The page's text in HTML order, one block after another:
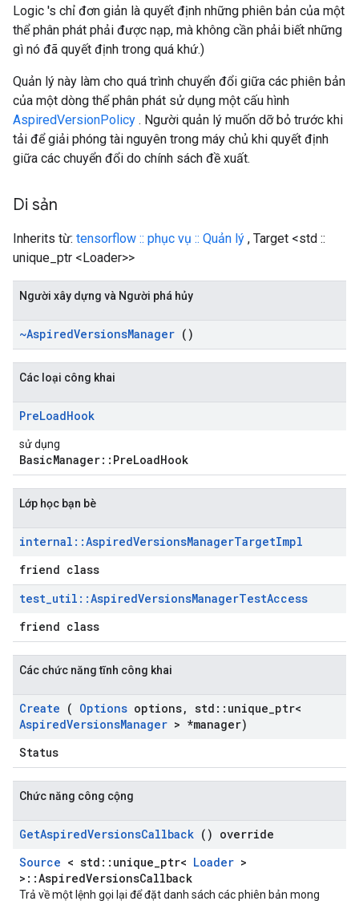
Logic 's chỉ đơn giản là quyết định những phiên bản của một
thể phân phát phải được nạp, mà không cần phải biết những
gì nó đã quyết định trong quá khứ.)
Quản lý này làm cho quá trình chuyển đổi giữa các phiên bản
của một dòng thể phân phát sử dụng một cấu hình
AspiredVersionPolicy . Người quản lý muốn dỡ bỏ trước khi
tải để giải phóng tài nguyên trong máy chủ khi quyết định
giữa các chuyển đổi do chính sách đề xuất.
Di sản
Inherits từ: tensorflow :: phục vụ :: Quản lý , Target <std ::
unique_ptr <Loader>>
Người xây dựng và Người phá hủy
~AspiredVersionsManager ()
Các loại công khai
PreLoadHook
sử dụng
BasicManager::PreLoadHook
Lớp học bạn bè
internal ::AspiredVersionsManagerTargetImpl
friend class
test_util ::AspiredVersionsManagerTestAccess
friend class
Các chức năng tĩnh công khai
Create ( Options options, std :: unique ptr<
AspiredVersionsManager > *manager)
Status
Chức năng công cộng
GetAspiredVersionsCallback () override
Source < std::unique_ptr< Loader >
>::AspiredVersionsCallback
Trả về một lệnh gọi lại để đặt danh sách các phiên bản mong